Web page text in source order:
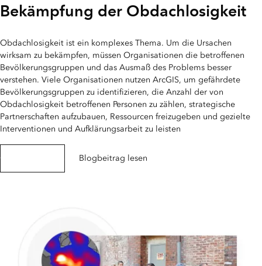
Bekämpfung der Obdachlosigkeit
Obdachlosigkeit ist ein komplexes Thema. Um die Ursachen
wirksam zu bekämpfen, müssen Organisationen die betroffenen
Bevölkerungsgruppen und das Ausmaß des Problems besser
verstehen. Viele Organisationen nutzen ArcGIS, um gefährdete
Bevölkerungsgruppen zu identifizieren, die Anzahl der von
Obdachlosigkeit betroffenen Personen zu zählen, strategische
Partnerschaften aufzubauen, Ressourcen freizugeben und gezielte
Interventionen und Aufklärungsarbeit zu leisten
Case Study lesen Blogbeitrag lesen